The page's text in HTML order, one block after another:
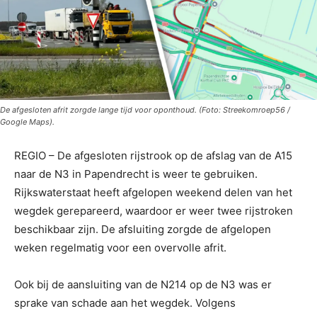
De afgesloten afrit zorgde lange tijd voor oponthoud. (Foto: Streekomroep56 /
Google Maps).
REGIO – De afgesloten rijstrook op de afslag van de A15
naar de N3 in Papendrecht is weer te gebruiken.
Rijkswaterstaat heeft afgelopen weekend delen van het
wegdek gerepareerd, waardoor er weer twee rijstroken
beschikbaar zijn. De afsluiting zorgde de afgelopen
weken regelmatig voor een overvolle afrit.
Ook bij de aansluiting van de N214 op de N3 was er
sprake van schade aan het wegdek. Volgens